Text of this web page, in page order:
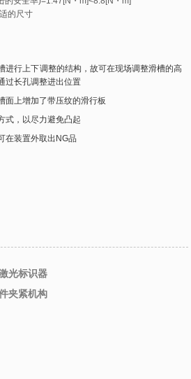
的尺寸
进行上下调整的结构，故可在现场调整滑槽的高
过长孔调整进出位置
面上增加了带压纹的滑行板
式，以尽力避免凸起
在装置外取出NG品
光标识器
夹紧机构